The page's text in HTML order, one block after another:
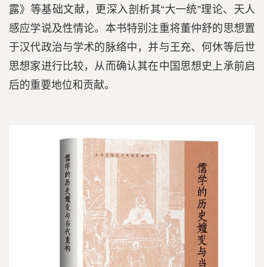
露》等基础文献，更深入剖析其“大一统”理论、天人
感应学说及性情论。本书特别注重将董仲舒的思想置
于汉代政治与学术的脉络中，并与王充、何休等后世
思想家进行比较，从而确认其在中国思想史上承前启
后的重要地位和贡献。